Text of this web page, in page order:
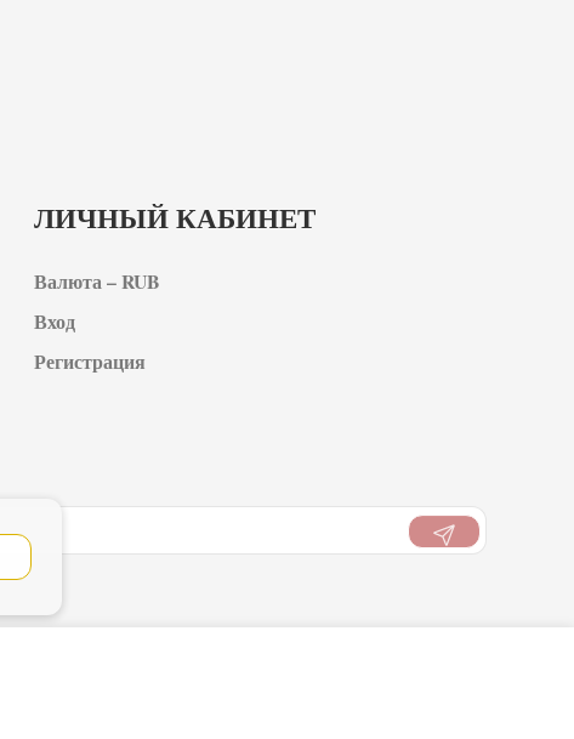
ЛИЧНЫЙ КАБИНЕТ
Валюта – RUB
Вход
Регистрация